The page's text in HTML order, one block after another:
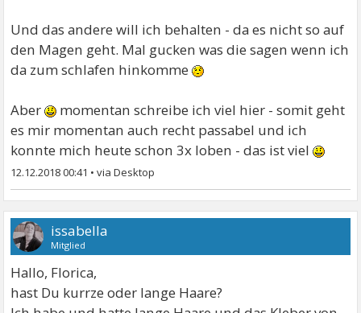
Und das andere will ich behalten - da es nicht so auf
den Magen geht. Mal gucken was die sagen wenn ich
da zum schlafen hinkomme
Aber
momentan schreibe ich viel hier - somit geht
es mir momentan auch recht passabel und ich
konnte mich heute schon 3x loben - das ist viel
12.12.2018 00:41 •
issabella
Mitglied
Hallo, Florica,
hast Du kurrze oder lange Haare?